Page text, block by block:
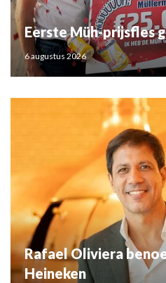
Eerste Müh-prijsfles
6 augustus 2026
Rafael Oliviera
Heineken